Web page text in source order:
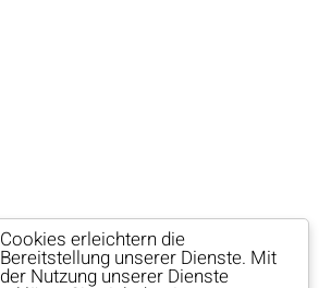
Cookies erleichtern die
Bereitstellung unserer Dienste. Mit
der Nutzung unserer Dienste